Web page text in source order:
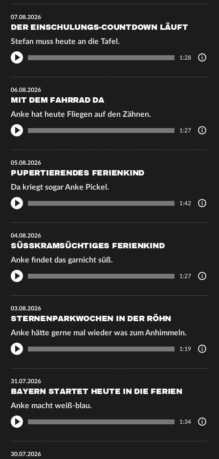
07.08.2026
DER EINSCHULUNGS-COUNTDOWN LÄUFT
Stefan muss heute an die Tafel.
1:28
06.08.2026
MIT DEM FAHRRAD DA
Anke hat heute Fliegen auf den Zähnen.
1:27
05.08.2026
PUPERTIERENDES FERIENKIND
Da kriegt sogar Anke Pickel.
1:42
04.08.2026
SÜSSKRAMSÜCHTIGES FERIENKIND
Anke findet das garnicht süß.
1:27
03.08.2026
STERNENPARKWOCHEN IN DER RÖHN
Anke hätte gerne mal wieder was zum Anhimmeln.
1:19
31.07.2026
BAYERN STARTET HEUTE IN DIE FERIEN
Anke macht weiß-blau.
1:34
30.07.2026